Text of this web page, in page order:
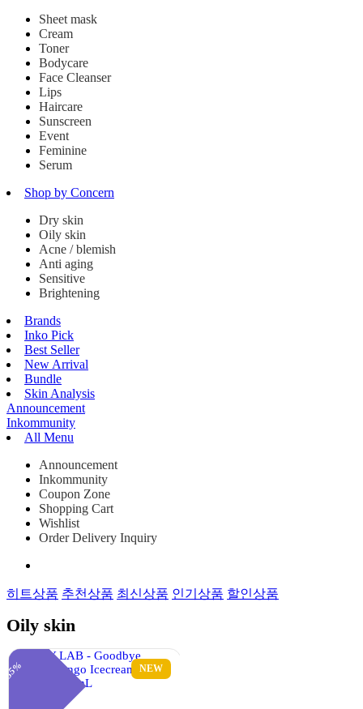
Sheet mask
Cream
Toner
Bodycare
Face Cleanser
Lips
Haircare
Sunscreen
Event
Feminine
Serum
Shop by Concern
Dry skin
Oily skin
Acne / blemish
Anti aging
Sensitive
Brightening
Brands
Inko Pick
Best Seller
New Arrival
Bundle
Skin Analysis
Announcement
Inkommunity
All Menu
Announcement
Inkommunity
Coupon Zone
Shopping Cart
Wishlist
Order Delivery Inquiry
히트상품 추천상품 최신상품 인기상품 할인상품
Oily skin
NEW
55%